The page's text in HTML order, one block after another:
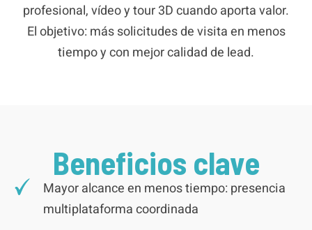
profesional, vídeo y tour 3D cuando aporta valor.
El objetivo: más solicitudes de visita en menos
tiempo y con mejor calidad de lead.
Beneficios clave
Mayor alcance en menos tiempo: presencia
multiplataforma coordinada